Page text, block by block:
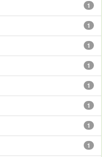
1
1
1
1
1
1
1
1